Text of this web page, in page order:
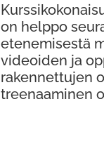
on helppo
etenemisestä
videoiden ja
rakennettujen
treenaaminen